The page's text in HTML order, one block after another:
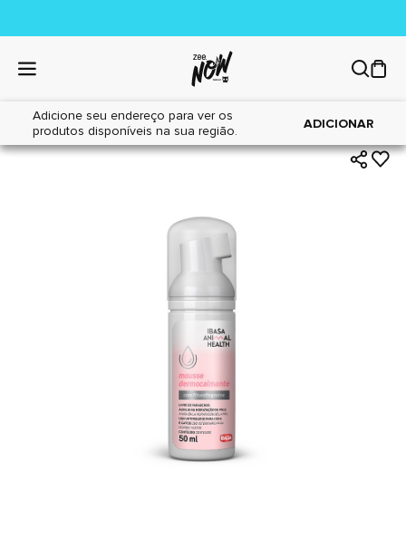
Adicione seu endereço para ver os
produtos disponíveis na sua região.
ADICIONAR
Home|Cães|Farmácia